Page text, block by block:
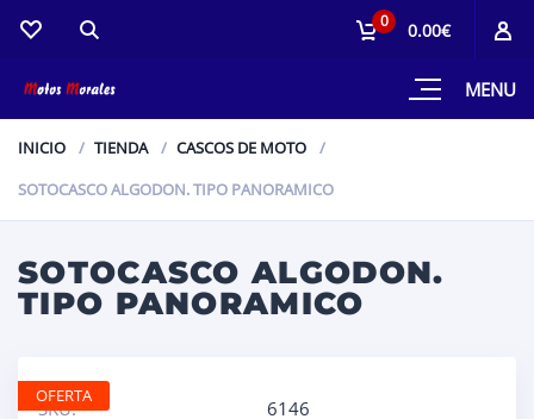
MENU
0 0.00€
INICIO TIENDA
CASCOS DE MOTO
SOTOCASCO ALGODON. TIPO PANORAMICO
SOTOCASCO ALGODON.
TIPO PANORAMICO
SKU:
6146
OFERTA